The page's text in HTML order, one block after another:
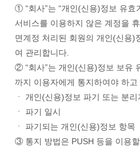
① “회사”는 “개인(신용)정보 유효
서비스를 이용하지 않은 계정을
면계정 처리된 회원의 개인(신용)
여 관리합니다.
② “회사”는 개인(신용)정보 보유
까지 이용자에게 통지하여야 하
ㆍ 개인(신용)정보 파기 또는 분
ㆍ 파기 일시
ㆍ 파기되는 개인(신용)정보 항목
③ 통지 방법은 PUSH 등을 이용